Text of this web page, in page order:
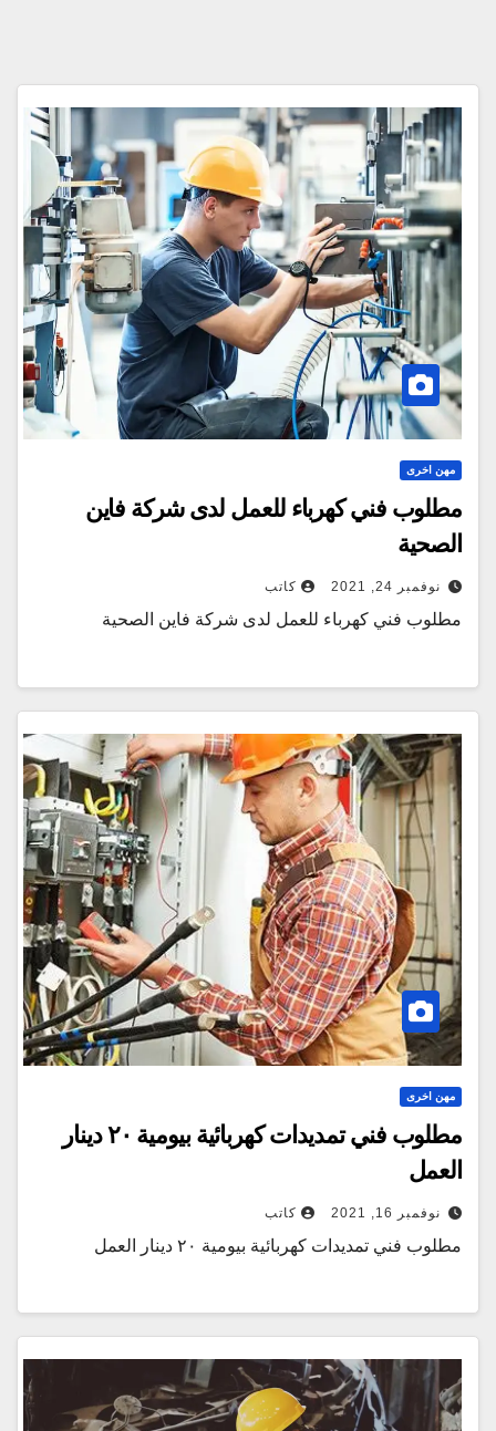
مهن اخرى
مطلوب فني كهرباء للعمل لدى شركة فاين
الصحية
نوفمبر 24, 2021 كاتب
مطلوب فني كهرباء للعمل لدى شركة فاين الصحية
مهن اخرى
مطلوب فني تمديدات كهربائية بيومية ٢٠ دينار
العمل
نوفمبر 16, 2021 كاتب
مطلوب فني تمديدات كهربائية بيومية ٢٠ دينار العمل